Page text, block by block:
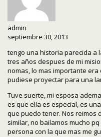
admin
septiembre 30, 2013
tengo una historia parecida a
tres años despues de mi
nomas, lo mas importante
pudiese proyectar para una
Tuve suerte, mi esposa
es que ella es especial, es
que puedo tener. Nos reimos
similar, no bailamos mucho
persona con la que mas me